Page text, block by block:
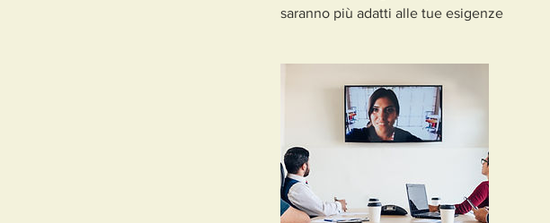
saranno più adatti alle tue esigenze